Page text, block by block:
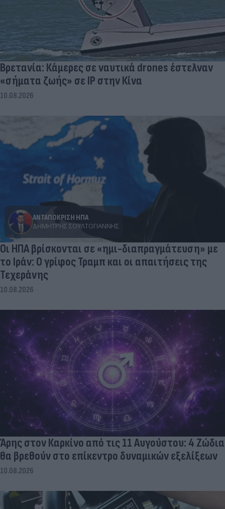
Βρετανία: Κάμερες σε ναυτικά drones έστελναν
«σήματα ζωής» σε IP στην Κίνα
10.08.2026
ΑΝΤΑΠΟΚΡΙΣΗ ΗΠΑ
ΔΗΜΉΤΡΗΣ ΣΟΥΛΤΟΓΙΆΝΝΗΣ
Οι ΗΠΑ βρίσκονται σε «ημι-διαπραγμάτευση» με
το Ιράν: Ο γρίφος Τραμπ και οι απαιτήσεις της
Τεχεράνης
10.08.2026
Άρης στον Καρκίνο από τις 11 Αυγούστου: 4 Ζώδια
θα βρεθούν στο επίκεντρο δυναμικών εξελίξεων
10.08.2026